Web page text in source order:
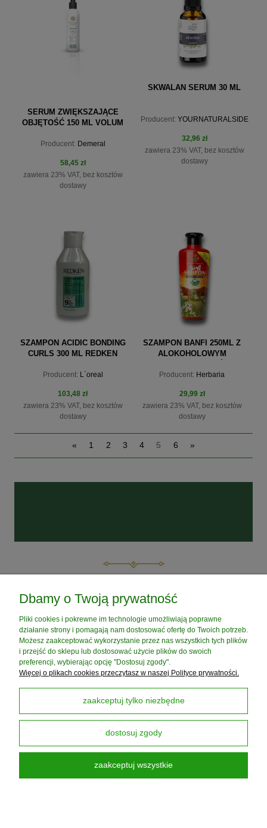
SERUM ZWIĘKSZAJĄCE
OBJĘTOŚĆ 150 ML VOLUM
Producent: Demeral
58,45 zł
zawiera 23% VAT, bez kosztów
dostawy
do koszyka
SKWALAN SERUM 30 ML
Producent: YOURNATURALSIDE
32,96 zł
zawiera 23% VAT, bez kosztów
dostawy
SZAMPON ACIDIC BONDING
CURLS 300 ML REDKEN
Producent: L`oreal
103,48 zł
zawiera 23% VAT, bez kosztów
dostawy
SZAMPON BANFI 250ML Z
ALOKOHOLOWYM
Producent: Herbaria
29,99 zł
zawiera 23% VAT, bez kosztów
dostawy
« 1 2 3 4 5 6 »
MOJE KONTO
PŁATNOŚCI I DOSTAWA
INFORMACJE
O NAS
Darmowa Dostawa od 199 zł
Dbamy o Twoją prywatność
Pliki cookies i pokrewne im technologie umożliwiają poprawne
działanie strony i pomagają nam dostosować ofertę do Twoich potrzeb.
Możesz zaakceptować wykorzystanie przez nas wszystkich tych plików
i przejść do sklepu lub dostosować użycie plików do swoich
preferencji, wybierając opcję "Dostosuj zgody".
Więcej o plikach cookies przeczytasz w naszej Polityce prywatności.
zaakceptuj tylko niezbędne
dostosuj zgody
zaakceptuj wszystkie